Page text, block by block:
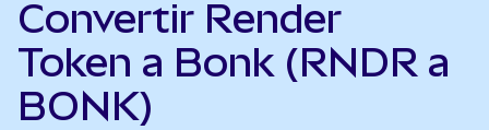
Convertir Render
Token a Bonk (RNDR a
BONK)